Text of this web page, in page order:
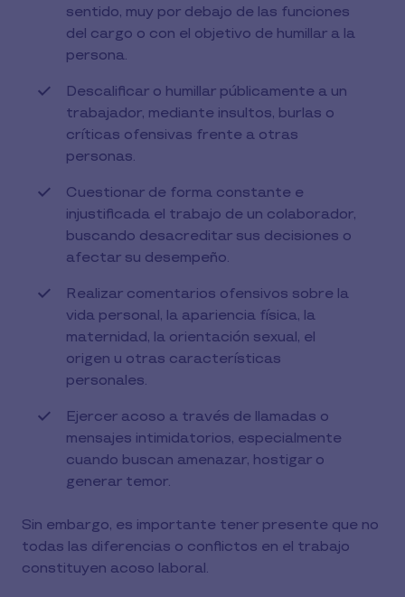
sentido, muy por debajo de las funciones
del cargo o con el objetivo de humillar a la
persona.
Descalificar o humillar públicamente a un
trabajador, mediante insultos, burlas o
críticas ofensivas frente a otras
personas.
Cuestionar de forma constante e
injustificada el trabajo de un colaborador,
buscando desacreditar sus decisiones o
afectar su desempeño.
Realizar comentarios ofensivos sobre la
vida personal, la apariencia física, la
maternidad, la orientación sexual, el
origen u otras características
personales.
Ejercer acoso a través de llamadas o
mensajes intimidatorios, especialmente
cuando buscan amenazar, hostigar o
generar temor.
Sin embargo, es importante tener presente que no
todas las diferencias o conflictos en el trabajo
constituyen acoso laboral.